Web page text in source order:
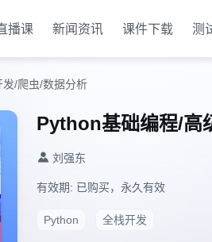
播课 新闻资讯 课件下载 测
/爬虫/数据分析
Python基础编程/高
刘强东
有效期: 已购买，永久有效
Python 全栈开发